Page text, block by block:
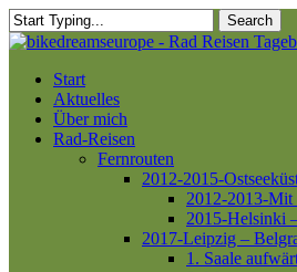
Skip
to
content
Search
Close
Menu
Start
Aktuelles
Über mich
Rad-Reisen
Fernrouten
2012-2015-
2012-2013-Mit
2015-Helsinki
2017-Leipzig –
1. Saale